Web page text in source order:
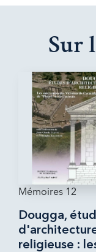
Sur
Mémoires 12
Dougga,
religieuse :